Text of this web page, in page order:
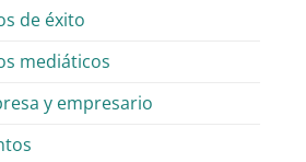
de éxito
mediáticos
y empresario